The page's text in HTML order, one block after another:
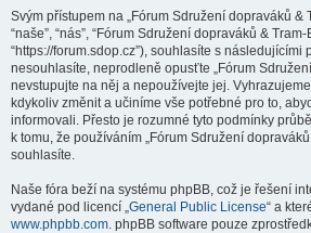
Svým přístupem na „Fórum Sdružení dopraváků &
“naše”, “nás”, “Fórum Sdružení dopraváků & Tram-
“https://forum.sdop.cz”), souhlasíte s následujícími
nesouhlasíte, neprodleně opusťte „Fórum
nevstupujte na něj a nepoužívejte jej.
kdykoliv změnit a učiníme vše potřebné pro to,
informovali. Přesto je rozumné tyto podmínky
k tomu, že používáním „Fórum Sdružení
souhlasíte.
Naše fóra beží na systému phpBB, což je řešení
vydané pod licencí „General Public License“ a
www.phpbb.com. phpBB software pouze